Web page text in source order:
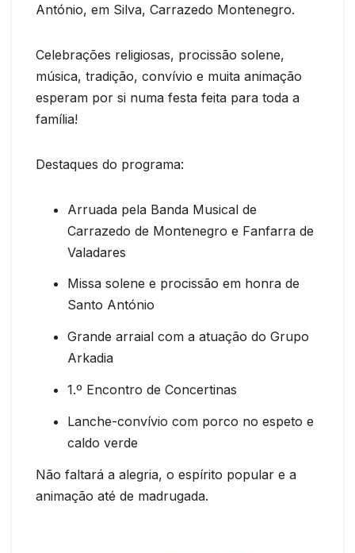
António, em Silva, Carrazedo Montenegro.
Celebrações religiosas, procissão solene,
música, tradição, convívio e muita animação
esperam por si numa festa feita para toda a
família!
Destaques do programa:
Arruada pela Banda Musical de
Carrazedo de Montenegro e Fanfarra de
Valadares
Missa solene e procissão em honra de
Santo António
Grande arraial com a atuação do Grupo
Arkadia
1.º Encontro de Concertinas
Lanche-convívio com porco no espeto e
caldo verde
Não faltará a alegria, o espírito popular e a
animação até de madrugada.